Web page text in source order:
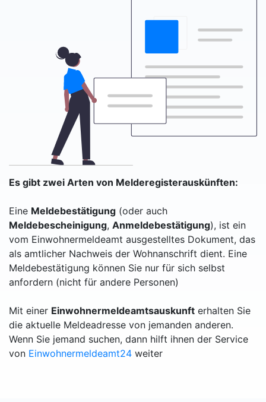
Es gibt zwei Arten von Melderegisterauskünften:
Eine Meldebestätigung (oder auch
Meldebescheinigung, Anmeldebestätigung), ist ein
vom Einwohnermeldeamt ausgestelltes Dokument, das
als amtlicher Nachweis der Wohnanschrift dient. Eine
Meldebestätigung können Sie nur für sich selbst
anfordern (nicht für andere Personen)
Mit einer Einwohnermeldeamtsauskunft erhalten Sie
die aktuelle Meldeadresse von jemanden anderen.
Wenn Sie jemand suchen, dann hilft ihnen der Service
von Einwohnermeldeamt24 weiter